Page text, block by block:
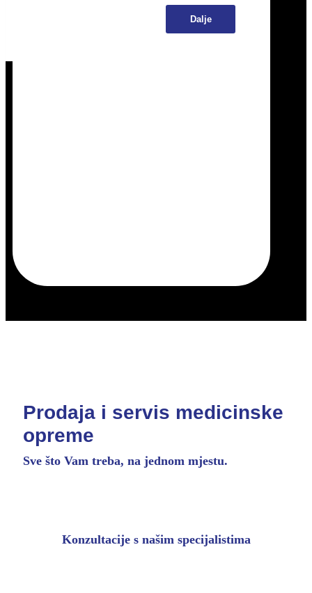
Dalje
Prodaja i servis medicinske
opreme
Sve što Vam treba, na jednom mjestu.
Konzultacije s našim specijalistima